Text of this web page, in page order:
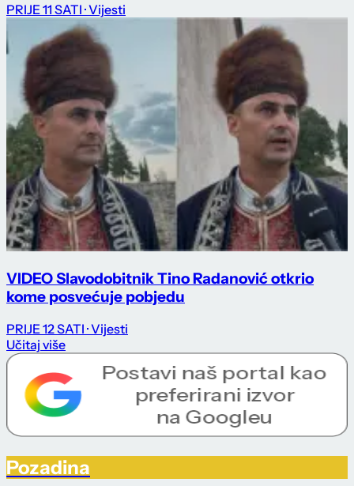
PRIJE 11 SATI · Vijesti
VIDEO Slavodobitnik Tino Radanović otkrio
kome posvećuje pobjedu
PRIJE 12 SATI · Vijesti
Učitaj više
Pozadina